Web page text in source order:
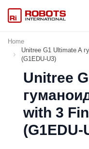
Home
Unitree G1 Ultimate A
(G1EDU-U3)
Unitree
with 3
(G1EDU-